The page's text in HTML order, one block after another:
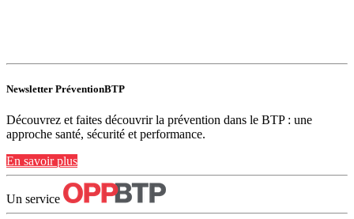
Newsletter PréventionBTP
Découvrez et faites découvrir la prévention dans le BTP : une
approche santé, sécurité et performance.
En savoir plus
Un service